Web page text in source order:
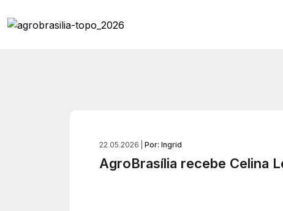
22.05.2026 | Por: Ingrid
AgroBrasília recebe Celina